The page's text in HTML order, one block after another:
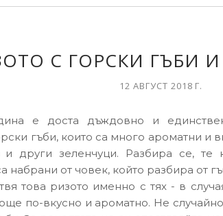
С ГОРСКИ ГЪБИ
12 АВГУСТ 2018 Г.
е доста дъждовно и
гъби, които са много ароматни и
други зеленчуци. Разбира се, те
набрани от човек, който разбира от
това ризото именно с тях - в
по-вкусно и ароматно. Не